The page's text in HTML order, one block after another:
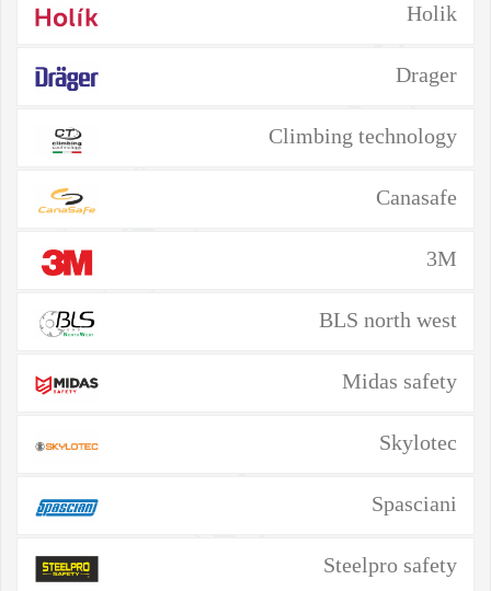
Holik
Drager
Climbing technology
Canasafe
3M
BLS north west
Midas safety
Skylotec
Spasciani
Steelpro safety